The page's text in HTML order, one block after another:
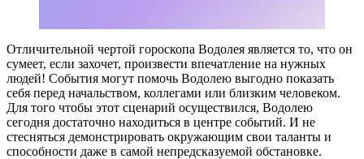
Отличительной чертой гороскопа Водолея является то, что он
сумеет, если захочет, произвести впечатление на нужных
людей! События могут помочь Водолею выгодно показать
себя перед начальством, коллегами или близким человеком.
Для того чтобы этот сценарий осуществился, Водолею
сегодня достаточно находиться в центре событий. И не
стесняться демонстрировать окружающим свои таланты и
способности даже в самой непредсказуемой обстановке.